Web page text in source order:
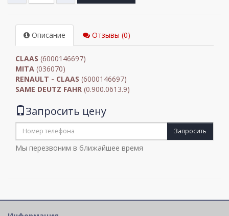
Описание Отзывы (0)
CLAAS (6000146697)
MITA (036070)
RENAULT - CLAAS (6000146697)
SAME DEUTZ FAHR (0.900.0613.9)
Запросить цену
Запросить
Мы перезвоним в ближайшее время